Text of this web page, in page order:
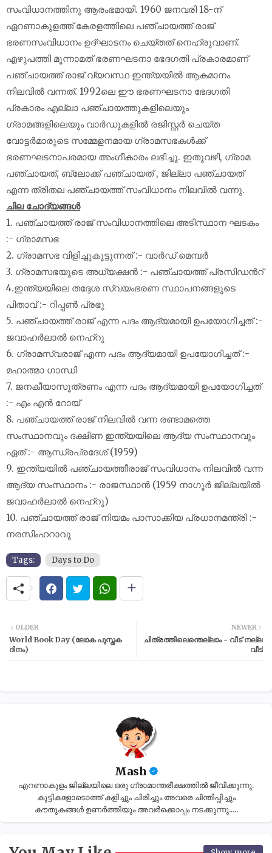
സംവിധാനത്തിനു ആരംഭമായി. 1960 ജനവരി 18-ന്
ഏറ‍ണാകുളത്ത് കേരളത്തിലെ പഞ്ചായത്ത് രാജ്
ഭരണസംവിധാനം ഉദ്ഘാടനം ചെയ്തത് നെഹ്രുവാണ്‌.
എഴുപത്തി മൂന്നാമത് ഭരണഘടനാ ഭേദഗതി പ്രകാരമാണ്
പഞ്ചായത്ത് രാജ് വ്യവസ്ഥ ഇന്ത്യയിൽ ആകമാനം
നിലവിൽ വന്നത്. 1992ലെ ഈ ഭരണഘടനാ ഭേദഗതി
പ്രകാരം എല്ലാ പഞ്ചായത്തുകളിലെയും
ഗ്രാമങ്ങളിലെയും വാർഡുകളിൽ രജിസ്റ്റർ ചെയ്ത
വോട്ടർമാരുടെ സമ്മേളനമായ ഗ്രാമസഭകൾക്ക്
ഭരണഘടനാപരമായ അംഗീകാരം ലഭിച്ചു. ഇതുവഴി, ഗ്രാമ
പഞ്ചായത്, ബ്ലോക്ക് പഞ്ചായത് , ജില്ലാ പഞ്ചായത്
എന്ന ത്രിതല പഞ്ചായത്ത് സംവിധാനം നിലവിൽ വന്നു.
ചില ചോദ്യങ്ങൾ
1. പഞ്ചായത്ത് രാജ് സംവിധാനത്തിലെ അടിസ്ഥാന ഘടകം
:- ഗ്രാമസഭ
2. ഗ്രാമസഭ വിളിച്ചുകൂട്ടുന്നത് :- വാർഡ് മെമ്പർ
3. ഗ്രാമസഭയുടെ അധ്യക്ഷൻ :- പഞ്ചായത്ത് പ്രസിഡൻറ്
4.ഇന്ത്യയിലെ തദ്ദേശ സ്വയംഭരണ സ്ഥാപനങ്ങളുടെ
പിതാവ് :- റിപ്പൺ പ്രഭു
5. പഞ്ചായത്ത് രാജ് എന്ന പദം ആദ്യമായി ഉപയോഗിച്ചത് :-
ജവാഹർലാൽ നെഹ്‌റു
6. ഗ്രാമസ്വരാജ് എന്ന പദം ആദ്യമായി ഉപയോഗിച്ചത് :-
മഹാത്മാ ഗാന്ധി
7. ജനകീയാസൂത്രണം എന്ന പദം ആദ്യമായി ഉപയോഗിച്ചത്
:- എം എൻ റോയ്
8. പഞ്ചായത്ത് രാജ് നിലവിൽ വന്ന രണ്ടാമത്തെ
സംസ്ഥാനവും ദക്ഷിണ ഇന്ത്യയിലെ ആദ്യ സംസ്ഥാനവും
ഏത് :- ആന്ധ്രപ്രദേശ് (1959)
9. ഇന്ത്യയിൽ പഞ്ചായത്തീരാജ് സംവിധാനം നിലവിൽ വന്ന
ആദ്യ സംസ്ഥാനം :- രാജസ്ഥാൻ (1959 നാഗൂർ ജില്ലയിൽ
ജവാഹർലാൽ നെഹ്‌റു)
10. പഞ്ചായത്ത് രാജ് നിയമം പാസാക്കിയ പ്രധാനമന്ത്രി :-
നരസിംഹറാവു
Tags: Days to Do
NEWER
ചിത്രത്തിലെന്തെല്ലാം - വീട് നല്ല
വീട്
OLDER
World Book Day (ലോക പുസ്തക
ദിനം)
Mash
എറണാകുളം ജില്ലയിലെ ഒരു ഗ്രാമാന്തരീക്ഷത്തിൽ ജീവിക്കുന്നു.
കുട്ടികളോടൊത്ത് കളിച്ചും ചിരിച്ചും അവരെ ചിന്തിപ്പിച്ചും
കൗതുകങ്ങൾ ഉണർത്തിയും അവർക്കൊപ്പം നടക്കുന്നു.....